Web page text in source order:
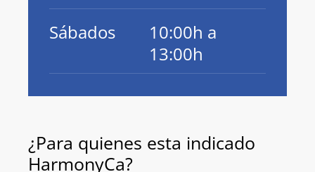
Sábados
10:00h a
13:00h
¿Para quienes esta indicado
HarmonyCa?